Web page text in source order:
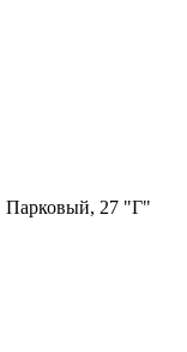
Парковый, 27 "Г"